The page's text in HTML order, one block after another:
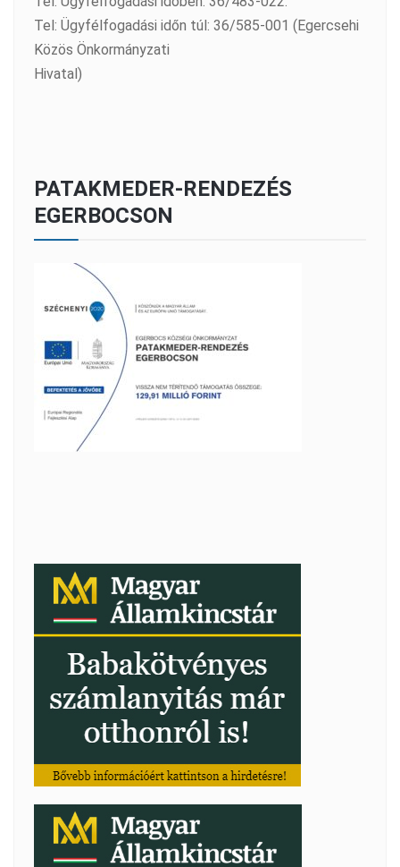
Tel: Ügyfélfogadási időn túl: 36/585-001 (Egercsehi
Közös Önkormányzati
Hivatal)
PATAKMEDER-RENDEZÉS
EGERBOCSON